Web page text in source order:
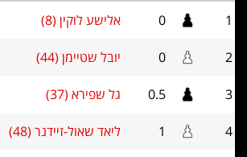
1
0 אלישע לוקין (8)
2
0 יובל שטיימן (44)
3
0.5 גל שפירא (37)
4
1 ליאד שאול-זיידנר (48)